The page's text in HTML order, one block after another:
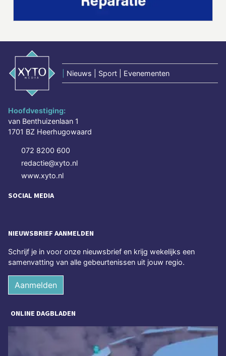
Nieuws | Sport | Evenementen
Hoofdvestiging:
van Benthuizenlaan 1
1701 BZ Heerhugowaard
072 8200 600
redactie@xyto.nl
www.xyto.nl
SOCIAL MEDIA
NIEUWSBRIEF AANMELDEN
Schrijf je in voor onze nieuwsbrief en krijg wekelijks een
samenvatting van alle gebeurtenissen uit jouw regio.
Aanmelden
ONLINE DAGBLADEN